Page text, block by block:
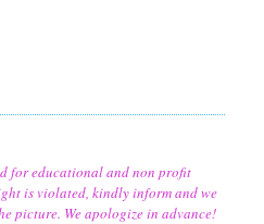
for educational and non profit
is violated, kindly inform and we
picture. We apologize in advance!